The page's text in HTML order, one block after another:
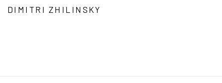
DIMITRI ZHILINSKY